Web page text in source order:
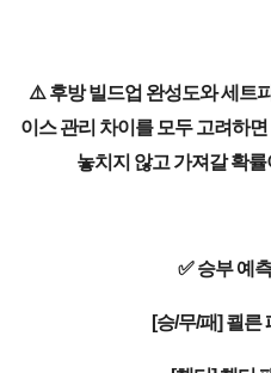
⚠️ 후방 빌드업 완성도와 세트
이스 관리 차이를 모두 고려하
놓치지 않고 가져갈 확
✅ 승부 예
[승/무/패] 쾰른